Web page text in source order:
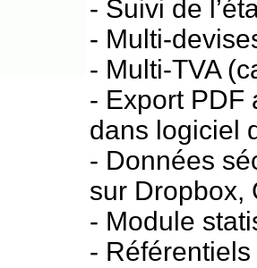
- Suivi de
- Multi-
- Multi-TVA
- Export PDF
dans logiciel
- Données
sur
- Module
-